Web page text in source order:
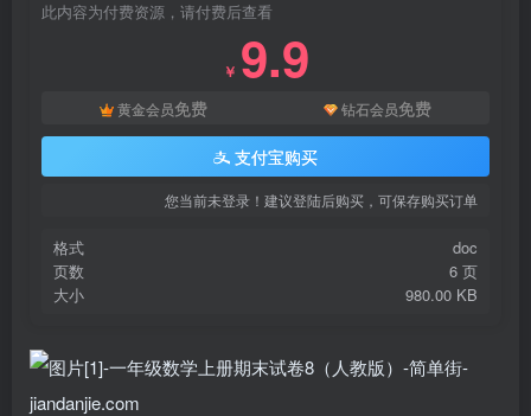
此内容为付费资源，请付费后查看
￥ 9.9
黄金会员免费 钻石会员免费
支付宝购买
您当前未登录！建议登陆后购买，可保存购买订单
格式
doc
页数
6 页
大小
980.00 KB